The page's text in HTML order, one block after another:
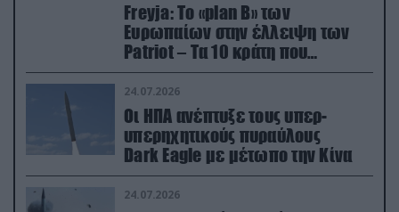
Freyja: Το «plan Β» των
Ευρωπαίων στην έλλειψη των
Patriot – Τα 10 κράτη που
συμμετέχουν στο δίκτυο
συνεργασίας
24.07.2026
Οι ΗΠΑ ανέπτυξε τους υπερ-
υπερηχητικούς πυραύλους
Dark Eagle με μέτωπο την Κίνα
24.07.2026